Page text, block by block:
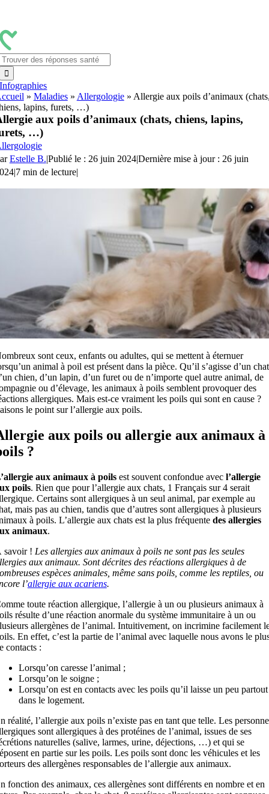
contenu
Infographies
» Maladies» Allergologie» Allergie aux poils d’animaux
lapins, furets, …)
aux poils d’animaux (chats, chiens, lapins,
…)
Estelle B.|Publié le : 26 juin 2024|Dernière mise à jour : 26 juin
|7 min de lecture|
sont ceux, enfants ou adultes, qui se mettent à éternuer
animal à poil est présent dans la pièce. Qu’il s’agisse d’un
chien, d’un lapin, d’un furet ou de n’importe quel autre animal, de
ou d’élevage, les animaux à poils semblent provoquer des
allergiques. Mais est-ce vraiment les poils qui sont en cause ?
le point sur l’allergie aux poils.
aux poils ou allergie aux animaux à
?
aux animaux à poilsest souvent confondue avec l’allergie
poils. Rien que pour l’allergie aux chats, 1 Français sur 4 serait
Certains sont allergiques à un seul animal, par exemple au
mais pas au chien, tandis que d’autres sont allergiques à plusieurs
à poils. L’allergie aux chats est la plus fréquente des allergies
animaux.
savoir ! Les allergies aux animaux à poils ne sont pas les seules
aux animaux. Sont décrites des réactions allergiques à de
espèces animales, même sans poils, comme les reptiles, ou
l’allergie aux acariens.
toute réaction allergique, l’allergie à un ou plusieurs animaux à
résulte d’une réaction anormale du système immunitaire à un ou
allergènes de l’animal. Intuitivement, on incrimine facilement
En effet, c’est la partie de l’animal avec laquelle nous avons le
contacts :
Lorsqu’on caresse l’animal ;
Lorsqu’on le soigne ;
Lorsqu’on est en contacts avec les poils qu’il laisse un peu partout
dans le logement.
réalité, l’allergie aux poils n’existe pas en tant que telle. Les
sont allergiques à des protéines de l’animal, issues de ses
naturelles (salive, larmes, urine, déjections, …) et qui se
en partie sur les poils. Les poils sont donc les véhicules et les
des allergènes responsables de l’allergie aux animaux.
fonction des animaux, ces allergènes sont différents en nombre et en